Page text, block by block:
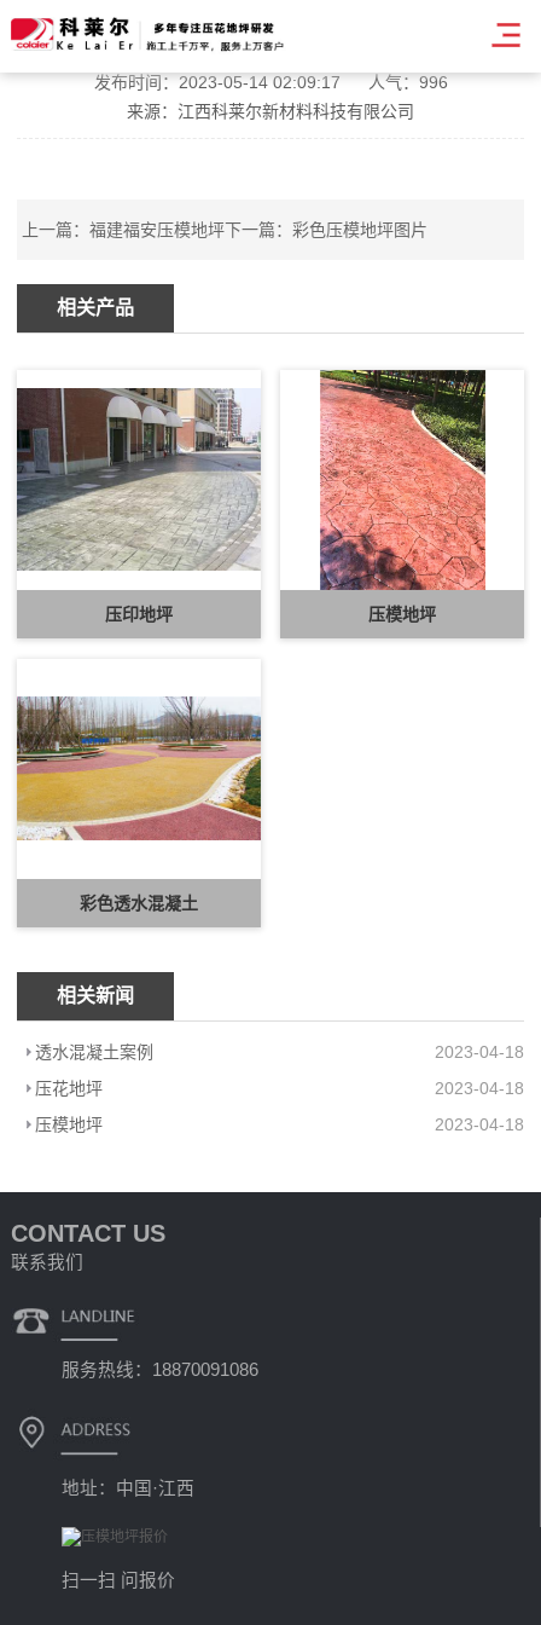
昆明压模地坪步骤
发布时间：2023-05-14 02:09:17
人气：996
来源：江西科莱尔新材料科技有限公司
上一篇：福建福安压模地坪下一篇：彩色压模地坪图片
相关产品
压印地坪 压模地坪
彩色透水混凝土
相关新闻
透水混凝土案例
2023-04-18
压花地坪
2023-04-18
压模地坪
2023-04-18
CONTACT US
联系我们
服务热线：18870091086
地址：中国·江西
扫一扫 问报价